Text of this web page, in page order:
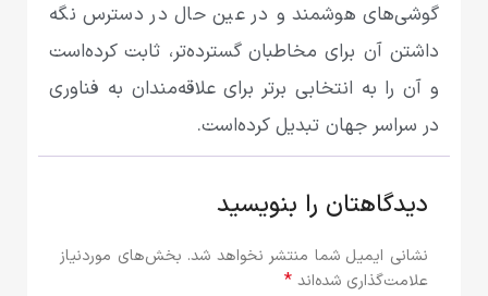
گوشی‌های هوشمند و در عین حال در دسترس نگه
داشتن آن برای مخاطبان گسترده‌تر، ثابت کرده‌است
و آن را به انتخابی برتر برای علاقه‌مندان به فناوری
در سراسر جهان تبدیل کرده‌است.
دیدگاهتان را بنویسید
نشانی ایمیل شما منتشر نخواهد شد. بخش‌های موردنیاز
علامت‌گذاری شده‌اند *